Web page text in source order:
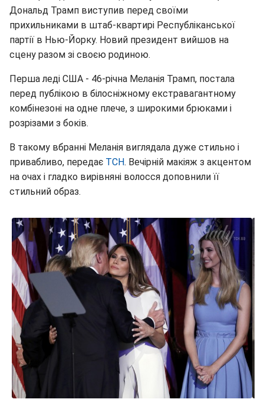
Дональд Трамп виступив перед своїми
прихильниками в штаб-квартирі Республіканської
партії в Нью-Йорку. Новий президент вийшов на
сцену разом зі своєю родиною.
Перша леді США - 46-річна Меланія Трамп, постала
перед публікою в білосніжному екстравагантному
комбінезоні на одне плече, з широкими брюками і
розрізами з боків.
В такому вбранні Меланія виглядала дуже стильно і
привабливо, передає ТСН. Вечірній макіяж з акцентом
на очах і гладко вирівняні волосся доповнили її
стильний образ.